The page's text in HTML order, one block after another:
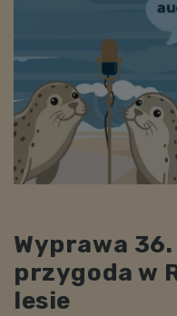
Wyprawa
przygoda w
lesie